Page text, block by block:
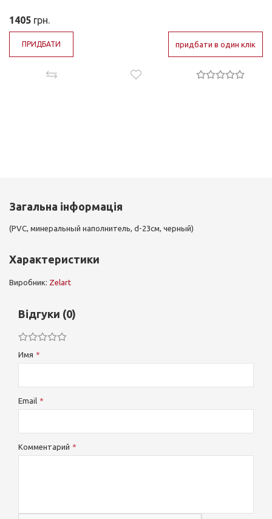
1405 грн.
ПРИДБАТИ придбати в один клік
Загальна інформація
(PVC, минеральный наполнитель, d-23см, черный)
Характеристики
Виробник: Zelart
Відгуки (0)
Имя
Email
Комментарий